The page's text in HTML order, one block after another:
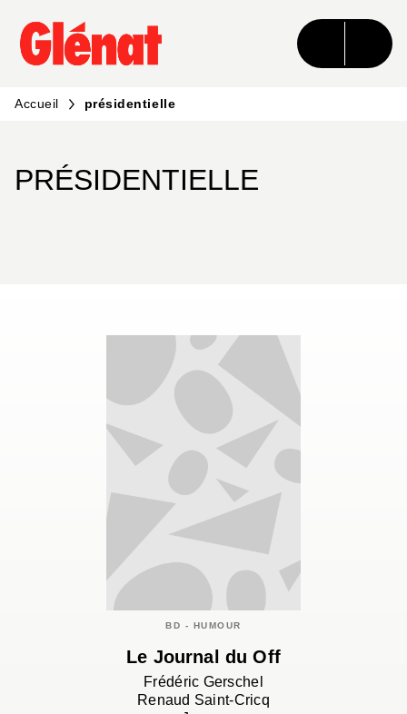
MENU RECHERCHE CONTENU
PIED DE PAGE
Accueil présidentielle
PRÉSIDENTIELLE
BD - HUMOUR
Le Journal du Off
Frédéric Gerschel
Renaud Saint-Cricq